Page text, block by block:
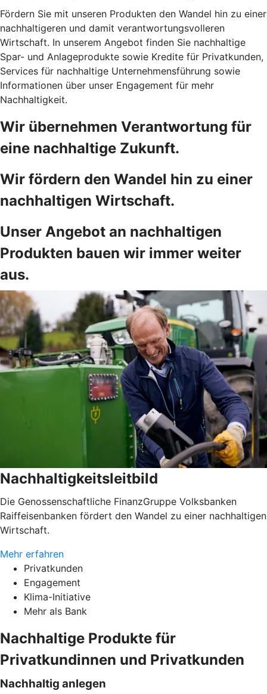
Fördern Sie mit unseren Produkten den Wandel hin zu einer
nachhaltigeren und damit verantwortungsvolleren
Wirtschaft. In unserem Angebot finden Sie nachhaltige
Spar- und Anlageprodukte sowie Kredite für Privatkunden,
Services für nachhaltige Unternehmensführung sowie
Informationen über unser Engagement für mehr
Nachhaltigkeit.
Wir übernehmen Verantwortung für
eine nachhaltige Zukunft.
Wir fördern den Wandel hin zu einer
nachhaltigen Wirtschaft.
Unser Angebot an nachhaltigen
Produkten bauen wir immer weiter
aus.
Nachhaltigkeitsleitbild
Die Genossenschaftliche FinanzGruppe Volksbanken
Raiffeisenbanken fördert den Wandel zu einer nachhaltigen
Wirtschaft.
Mehr erfahren
Privatkunden
Engagement
Klima-Initiative
Mehr als Bank
Nachhaltige Produkte für
Privatkundinnen und Privatkunden
Nachhaltig anlegen